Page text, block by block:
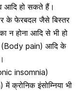
आदि हो सकते हैं।
के फेरबदल जैसे बिस्तर
न होना आदि से भी हो
(Body pain) आदि के
insomnia)
क्रोनिक इंसोम्निया भी